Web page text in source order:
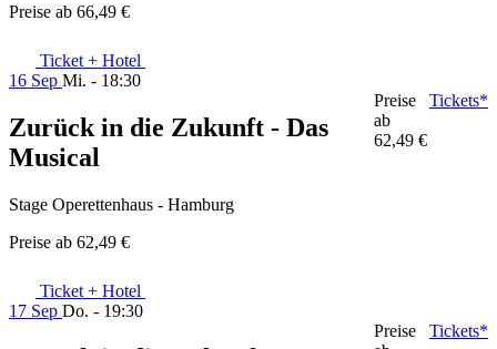
Preise ab 66,49 €
Ticket + Hotel
16 Sep Mi. - 18:30
Zurück in die Zukunft - Das
Musical
Stage Operettenhaus - Hamburg
Preise ab 62,49 €
Preise
ab
62,49 €
Tickets*
Ticket + Hotel
17 Sep Do. - 19:30
Preise
Tickets*